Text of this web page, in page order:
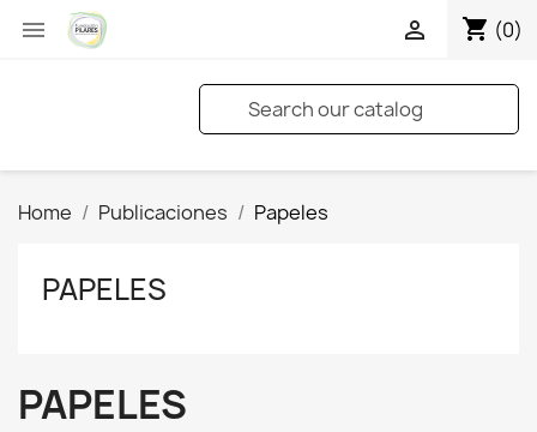
 shopping_cart (0)

Home Publicaciones Papeles
PAPELES
PAPELES